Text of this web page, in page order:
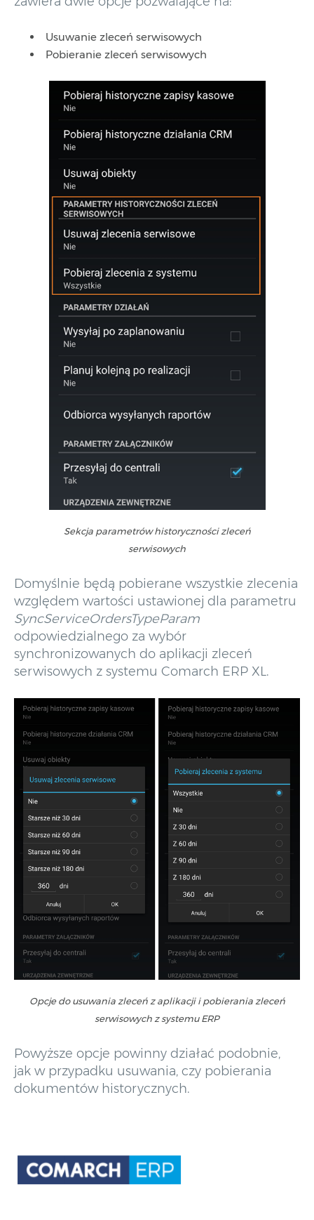
Usuwanie zleceń serwisowych
Pobieranie zleceń serwisowych
Sekcja parametrów historyczności zleceń
serwisowych
Domyślnie będą pobierane wszystkie zlecenia
względem wartości ustawionej dla parametru
SyncServiceOrdersTypeParam
odpowiedzialnego za wybór
synchronizowanych do aplikacji zleceń
serwisowych z systemu Comarch ERP XL.
Opcje do usuwania zleceń z aplikacji i pobierania zleceń
serwisowych z systemu ERP
Powyższe opcje powinny działać podobnie,
jak w przypadku usuwania, czy pobierania
dokumentów historycznych.